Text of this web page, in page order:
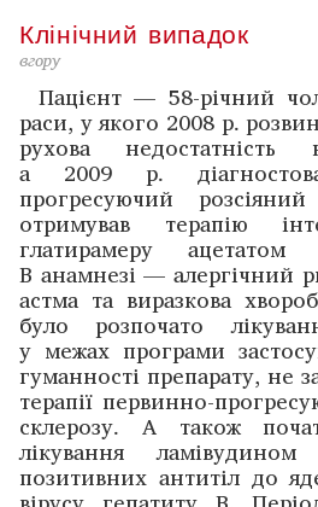
Клінічний випадок
вгору
Пацієнт — 58-річний
раси, у ­якого 2008 р.
рухова недостатність
а 2009 р.
прогресуючий
отримував тера­пію
глатирамеру ацетатом
В анамнезі — алергічний
астма та виразкова
було ­розпочато
у межах програми
гуманності препарату, не
терапії первинно-
склерозу. А також
лікування
позитивних антитіл до